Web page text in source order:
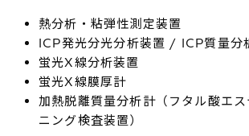
熱分析・粘弾性測定装置
ICP発光分光分析装置 / ICP質量分
蛍光X線分析装置
蛍光X線膜厚計
加熱脱離質量分析計（フタル酸エ
ニング検査装置）